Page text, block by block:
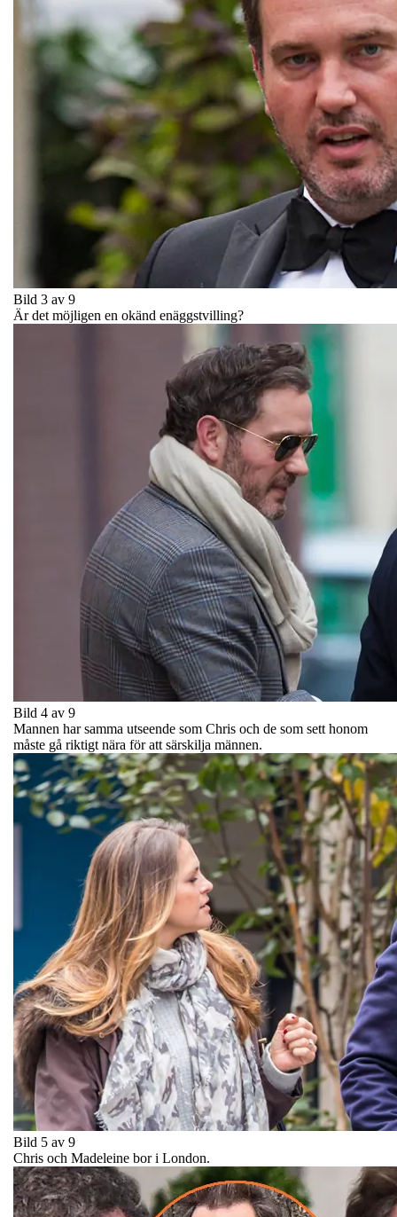
Bild 3 av 9
Är det möjligen en okänd enäggstvilling?
Bild 4 av 9
Mannen har samma utseende som Chris och de som sett honom
måste gå riktigt nära för att särskilja männen.
Bild 5 av 9
Chris och Madeleine bor i London.